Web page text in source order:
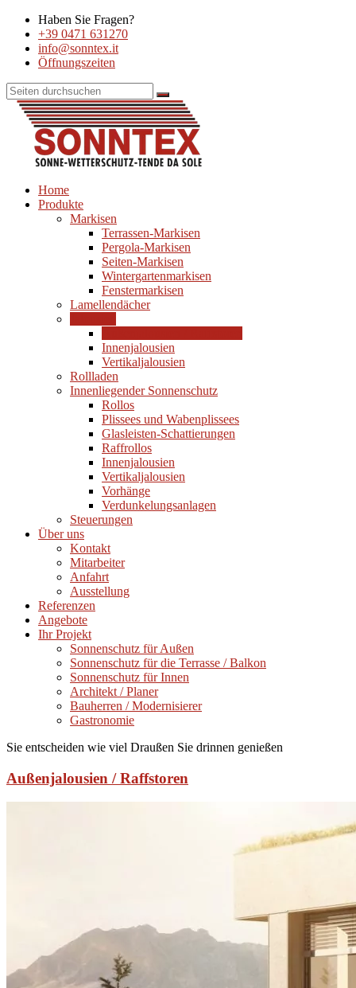
Haben Sie Fragen?
+39 0471 631270
info@sonntex.it
Öffnungszeiten
Home
Produkte
Markisen
Terrassen-Markisen
Pergola-Markisen
Seiten-Markisen
Wintergartenmarkisen
Fenstermarkisen
Lamellendächer
Innenjalousien
Vertikaljalousien
Rollladen
Innenliegender Sonnenschutz
Rollos
Plissees und Wabenplissees
Glasleisten-Schattierungen
Raffrollos
Innenjalousien
Vertikaljalousien
Vorhänge
Verdunkelungsanlagen
Steuerungen
Über uns
Kontakt
Mitarbeiter
Anfahrt
Ausstellung
Referenzen
Angebote
Ihr Projekt
Sonnenschutz für Außen
Sonnenschutz für die Terrasse / Balkon
Sonnenschutz für Innen
Architekt / Planer
Bauherren / Modernisierer
Gastronomie
Sie entscheiden wie viel Draußen Sie drinnen genießen
Außenjalousien / Raffstoren